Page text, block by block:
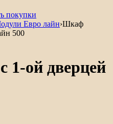
покупки
Евро лайн›Шкаф
500
ой дверцей